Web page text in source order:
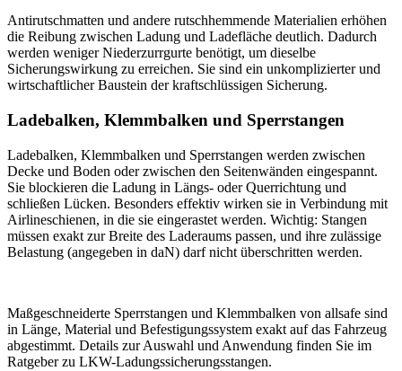
Antirutschmatten und andere rutschhemmende Materialien erhöhen
die Reibung zwischen Ladung und Ladefläche deutlich. Dadurch
werden weniger Niederzurrgurte benötigt, um dieselbe
Sicherungswirkung zu erreichen. Sie sind ein unkomplizierter und
wirtschaftlicher Baustein der kraftschlüssigen Sicherung.
Ladebalken, Klemmbalken und Sperrstangen
Ladebalken, Klemmbalken und Sperrstangen werden zwischen
Decke und Boden oder zwischen den Seitenwänden eingespannt.
Sie blockieren die Ladung in Längs- oder Querrichtung und
schließen Lücken. Besonders effektiv wirken sie in Verbindung mit
Airlineschienen, in die sie eingerastet werden. Wichtig: Stangen
müssen exakt zur Breite des Laderaums passen, und ihre zulässige
Belastung (angegeben in daN) darf nicht überschritten werden.
Maßgeschneiderte Sperrstangen und Klemmbalken von allsafe sind
in Länge, Material und Befestigungssystem exakt auf das Fahrzeug
abgestimmt. Details zur Auswahl und Anwendung finden Sie im
Ratgeber zu LKW-Ladungssicherungsstangen.